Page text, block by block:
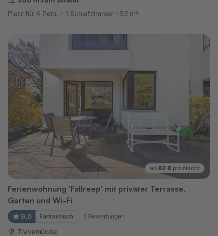
Platz für 4 Pers.
1 Schlafzimmer 52 m²
ab 82 € pro Nacht
Ferienwohnung 'Fallreep' mit privater Terrasse,
Garten und Wi-Fi
9,0 Fantastisch 5 Bewertungen
Travemünde